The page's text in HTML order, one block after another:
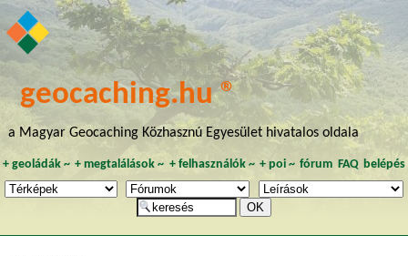
geocaching.hu ®
a Magyar Geocaching Közhasznú Egyesület hivatalos oldala
+ geoládák~ +megtalálások ~ + felhasználók~ + poi~ fórum FAQ belépés